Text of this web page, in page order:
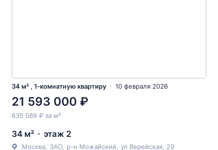
34 м² , 1-комнатную квартиру 10 февраля 2026
21 593 000 ₽
635 089 ₽ за м²
34 м² этаж 2
Москва ЗАО р-н Можайский ул Верейская , 29